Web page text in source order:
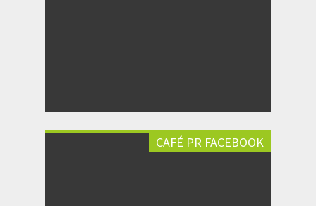
CAFÉ PR FACEBOOK